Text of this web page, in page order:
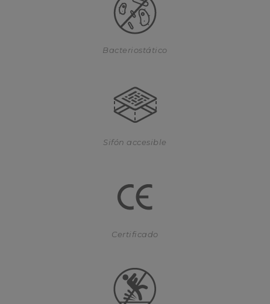
Bacteriostático
Sifón accesible
Certificado